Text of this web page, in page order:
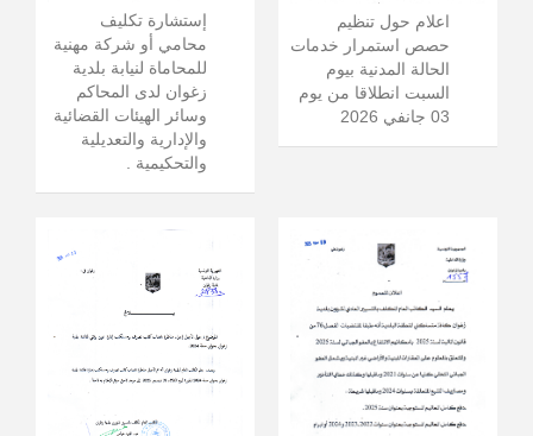
إستشارة تكليف
محامي أو شركة مهنية
للمحاماة لنيابة بلدية
زغوان لدى المحاكم
وسائر الهيئات القضائية
والإدارية والتعديلية
والتحكيمية .
اعلام حول تنظيم
حصص استمرار خدمات
الحالة المدنية بيوم
السبت انطلاقا من يوم
03 جانفي 2026